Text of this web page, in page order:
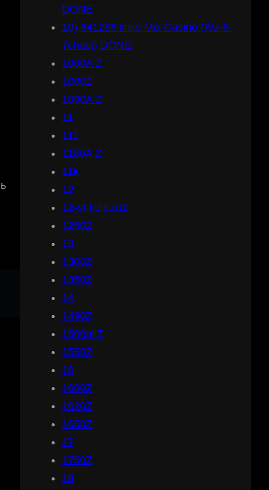
DONE
10) 641286 links Mix Casino (AU-6-
7chast) DONE
1000A Z
1000Z
1090A Z
11
111
1180A Z
11k
12
12-shkola.ru2
1250Z
13
1300Z
1350Z
14
1490Z
1500allZ
1550Z
16
1600Z
1620Z
1650Z
17
1750Z
18